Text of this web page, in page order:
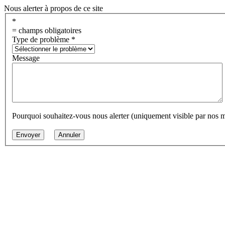
Nous alerter à propos de ce site
*
= champs obligatoires
Type de problème *
Message
Pourquoi souhaitez-vous nous alerter (uniquement visible par nos